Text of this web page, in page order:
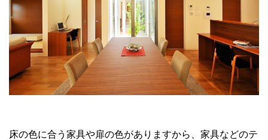
床の色に合う家具や扉の色がありますから、家具などのテ